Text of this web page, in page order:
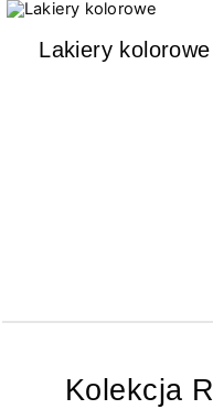
Lakiery kolorowe
Kolekcja